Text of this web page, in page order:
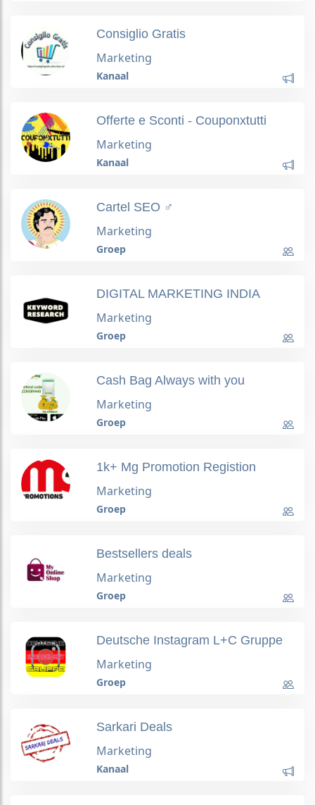
Consiglio Gratis
Marketing
Kanaal
Offerte e Sconti - Couponxtutti
Marketing
Kanaal
Cartel SEO ️‍♂️
Marketing
Groep
DIGITAL MARKETING INDIA
Marketing
Groep
Cash Bag Always with you
Marketing
Groep
1k+ Mg Promotion Registion
Marketing
Groep
Bestsellers deals
Marketing
Groep
Deutsche Instagram L+C Gruppe
Marketing
Groep
Sarkari Deals
Marketing
Kanaal